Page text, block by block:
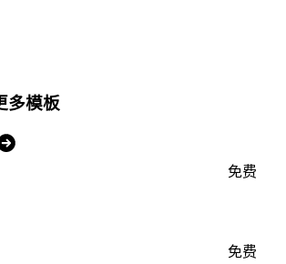
多模板
免费
免费